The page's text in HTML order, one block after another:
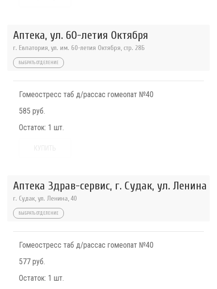
Аптека, ул. 60-летия Октября
г. Евпатория, ул. им. 60-летия Октября, стр. 28Б
ВЫБРАТЬ ОТДЕЛЕНИЕ
Гомеостресс таб д/рассас гомеопат №40
585 руб.
Остаток: 1 шт.
Аптека Здрав-сервис, г. Судак, ул. Ленина
г. Судак, ул. Ленина, 40
ВЫБРАТЬ ОТДЕЛЕНИЕ
Гомеостресс таб д/рассас гомеопат №40
577 руб.
Остаток: 1 шт.